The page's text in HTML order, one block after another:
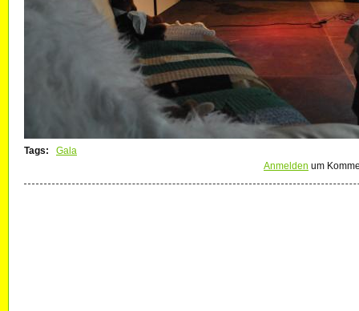
Tags:
Gala
Anmelden um